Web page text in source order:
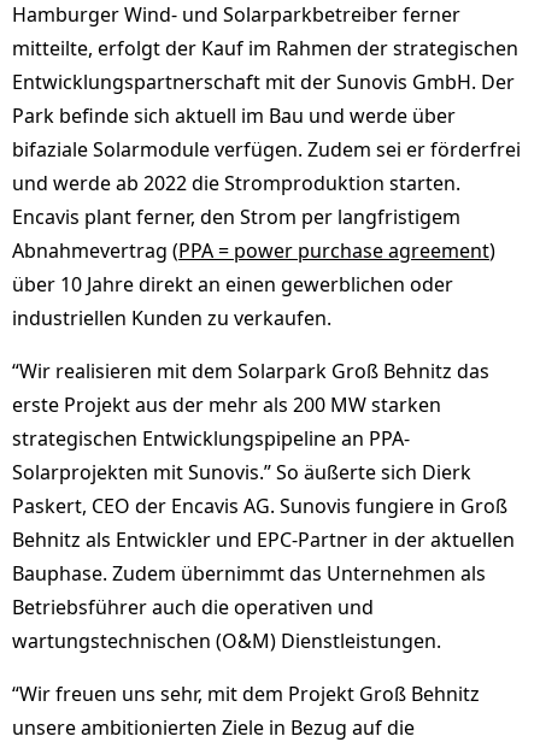
Hamburger Wind- und Solarparkbetreiber ferner
mitteilte, erfolgt der Kauf im Rahmen der strategischen
Entwicklungspartnerschaft mit der Sunovis GmbH. Der
Park befinde sich aktuell im Bau und werde über
bifaziale Solarmodule verfügen. Zudem sei er förderfrei
und werde ab 2022 die Stromproduktion starten.
Encavis plant ferner, den Strom per langfristigem
Abnahmevertrag (PPA = power purchase agreement)
über 10 Jahre direkt an einen gewerblichen oder
industriellen Kunden zu verkaufen.
“Wir realisieren mit dem Solarpark Groß Behnitz das
erste Projekt aus der mehr als 200 MW starken
strategischen Entwicklungspipeline an PPA-
Solarprojekten mit Sunovis.” So äußerte sich Dierk
Paskert, CEO der Encavis AG. Sunovis fungiere in Groß
Behnitz als Entwickler und EPC-Partner in der aktuellen
Bauphase. Zudem übernimmt das Unternehmen als
Betriebsführer auch die operativen und
wartungstechnischen (O&M) Dienstleistungen.
“Wir freuen uns sehr, mit dem Projekt Groß Behnitz
unsere ambitionierten Ziele in Bezug auf die